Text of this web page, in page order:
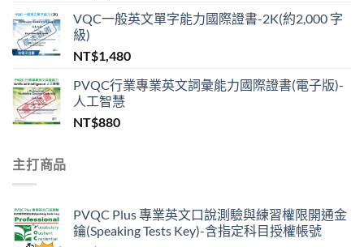
VQC一般英文單字能力國際證書-2K(約2,000 字
級)
NT$1,480
PVQC行業專業英文詞彙能力國際證書(電子版)-
人工智慧
NT$880
主打商品
PVQC Plus 專業英文口說測驗與練習權限開通金
鑰(Speaking Tests Key)-含指定科目授權帳號